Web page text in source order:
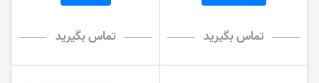
تماس بگیرید تماس بگیرید